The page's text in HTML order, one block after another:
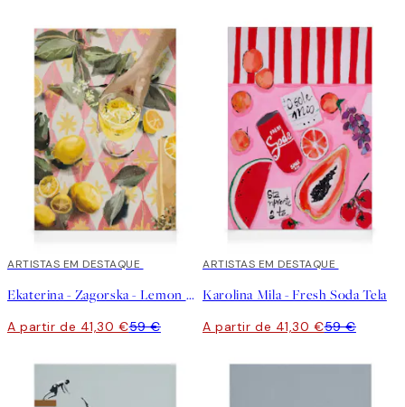
30%*
ARTISTAS EM DESTAQUE
Ekaterina - Zagorska - Lemon Cocktail Tela
A partir de 41,30 €59 €
30%*
ARTISTAS EM DESTAQUE
Karolina Mila - Fresh Soda Tela
A partir de 41,30 €59 €